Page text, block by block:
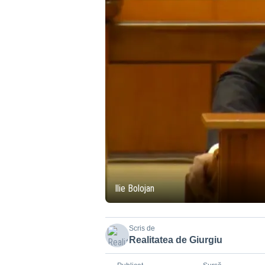
Ilie Bolojan
Scris de
Realitatea de Giurgiu